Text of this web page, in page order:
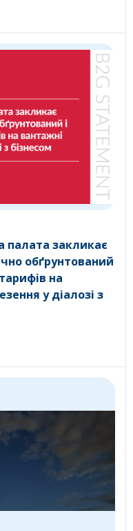
палата закликає
обґрунтований
на
у діалозі з